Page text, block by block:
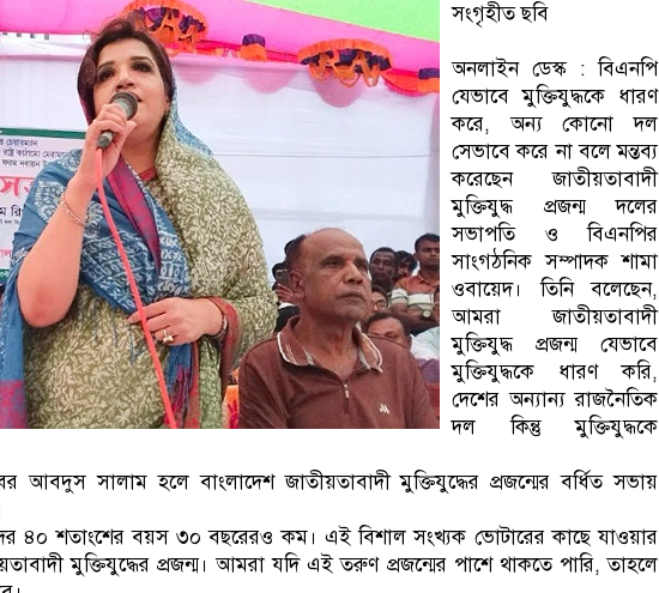
সংগৃহীত ছবি
অনলাইন ডেস্ক : বিএনপি
যেভাবে মুক্তিযুদ্ধকে ধারণ
করে, অন্য কোনো দল
সেভাবে করে না বলে মন্তব্য
করেছেন জাতীয়তাবাদী
মুক্তিযুদ্ধ প্রজন্ম দলের
সভাপতি ও বিএনপির
সাংগঠনিক সম্পাদক শামা
ওবায়েদ। তিনি বলেছেন,
আমরা জাতীয়তাবাদী
মুক্তিযুদ্ধ প্রজন্ম যেভাবে
মুক্তিযুদ্ধকে ধারণ করি,
দেশের অন্যান্য রাজনৈতিক
দল কিন্তু মুক্তিযুদ্ধকে
আবদুস সালাম হলে বাংলাদেশ জাতীয়তাবাদী মুক্তিযুদ্ধের প্রজন্মের বর্ধিত সভায়
৪০ শতাংশের বয়স ৩০ বছরেরও কম। এই বিশাল সংখ্যক ভোটারের কাছে যাওয়ার
মুক্তিযুদ্ধের প্রজন্ম। আমরা যদি এই তরুণ প্রজন্মের পাশে থাকতে পারি, তাহলে